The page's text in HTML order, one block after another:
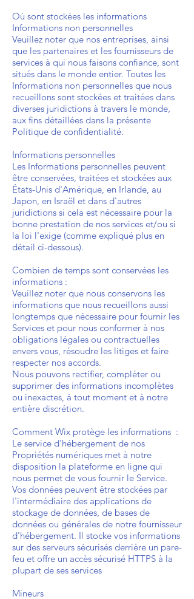
Où sont stockées les informations
Informations non personnelles
Veuillez noter que nos entreprises, ainsi
que les partenaires et les fournisseurs de
services à qui nous faisons confiance, sont
situés dans le monde entier. Toutes les
Informations non personnelles que nous
recueillons sont stockées et traitées dans
diverses juridictions à travers le monde,
aux fins détaillées dans la présente
Politique de confidentialité.
Informations personnelles
Les Informations personnelles peuvent
être conservées, traitées et stockées aux
États-Unis d'Amérique, en Irlande, au
Japon, en Israël et dans d'autres
juridictions si cela est nécessaire pour la
bonne prestation de nos services et/ou si
la loi l'exige (comme expliqué plus en
détail ci-dessous).
Combien de temps sont conservées les
informations :
Veuillez noter que nous conservons les
informations que nous recueillons aussi
longtemps que nécessaire pour fournir les
Services et pour nous conformer à nos
obligations légales ou contractuelles
envers vous, résoudre les litiges et faire
respecter nos accords.
Nous pouvons rectifier, compléter ou
supprimer des informations incomplètes
ou inexactes, à tout moment et à notre
entière discrétion.
Comment Wix protège les informations :
Le service d'hébergement de nos
Propriétés numériques met à notre
disposition la plateforme en ligne qui
nous permet de vous fournir le Service.
Vos données peuvent être stockées par
l'intermédiaire des applications de
stockage de données, de bases de
données ou générales de notre fournisseur
d'hébergement. Il stocke vos informations
sur des serveurs sécurisés derrière un pare-
feu et offre un accès sécurisé HTTPS à la
plupart de ses services
Mineurs